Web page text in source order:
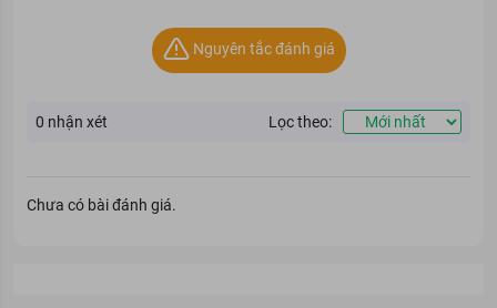
Nguyên tắc đánh giá
0 nhận xét Lọc theo:
Chưa có bài đánh giá.